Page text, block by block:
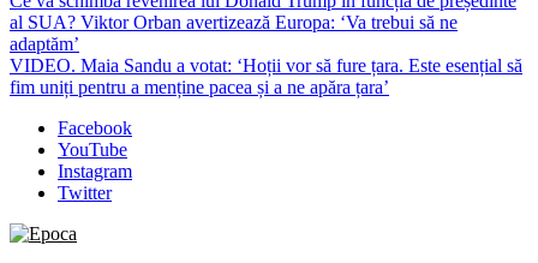
al SUA? Viktor Orban avertizează Europa: ‘Va trebui să ne
adaptăm’
VIDEO. Maia Sandu a votat: ‘Hoții vor să fure țara. Este esențial să
fim uniți pentru a menține pacea și a ne apăra țara’
Facebook
YouTube
Instagram
Twitter